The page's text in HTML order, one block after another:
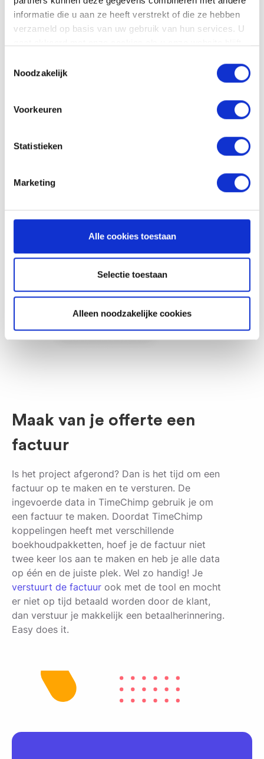
informatie die u aan ze heeft verstrekt of die ze hebben
verzameld op basis van uw gebruik van hun services. U
Noodzakelijk
Voorkeuren
Statistieken
Marketing
Alle cookies toestaan
Selectie toestaan
Alleen noodzakelijke cookies
toegang tot het project via het klantenportaal,
zodat zij altijd uren en uitgaven kunnen
Maak van je offerte een
factuur
Is het project afgerond? Dan is het tijd om een
factuur op te maken en te versturen. De
ingevoerde data in TimeChimp gebruik je om
een factuur te maken. Doordat TimeChimp
koppelingen heeft met verschillende
boekhoudpakketten, hoef je de factuur niet
twee keer los aan te maken en heb je alle data
op één en de juiste plek. Wel zo handig! Je
verstuurt de factuur ook met de tool en mocht
er niet op tijd betaald worden door de klant,
dan verstuur je makkelijk een betaalherinnering.
Easy does it.